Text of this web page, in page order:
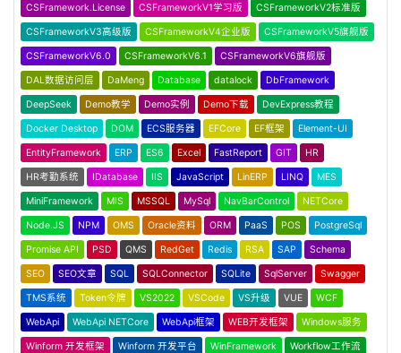
CSFramework.License CSFrameworkV1学习版 CSFrameworkV2标准版
CSFrameworkV3高级版 CSFrameworkV4企业版 CSFrameworkV5旗舰版
CSFrameworkV6.0 CSFrameworkV6.1 CSFrameworkV6旗舰版
DAL数据访问层 DaMeng Database datalock DbFramework
DeepSeek Demo教学 Demo实例 Demo下载 DevExpress教程
Docker Desktop DOM ECS服务器 EFCore EF框架 Element-UI
EntityFramework ERP ES6 Excel FastReport GIT HR
HR考勤系统 IDatabase IIS JavaScript LinERP LINQ MES
MiniFramework MIS MSSQL MySql NavBarControl NETCore
Node.JS NPM OMS Oracle资料 ORM PaaS POS PostgreSql
Promise API PSD QMS RedGet Redis RSA SAP Schema
SEO SEO文章 SQL SQLConnector SQLite SqlServer Swagger
TMS系统 Token令牌 VS2022 VSCode VS升级 VUE WCF
WebApi WebApi NETCore WebApi框架 WEB开发框架 Windows服务
Winform 开发框架 Winform 开发平台 WinFramework Workflow工作流